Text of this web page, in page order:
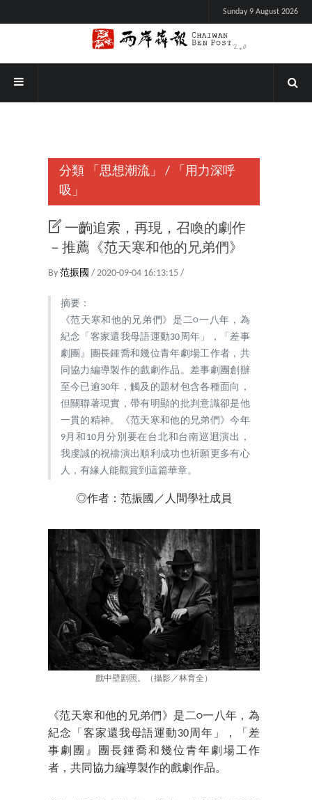
Sunday 9 August 2026
分類 「思想潮流」 /
「用力深呼
吸」
一齣追索，再現，召喚的劇作
－推薦《范天寒和他的兄弟們》
By 范振國 / 2020-09-04 16:13:15 /
摘要：
《范天寒和他的兄弟們》是二○一八年，為
紀念「客家還我母語運動30周年」，「差事
劇團』團長鍾喬和幾位青年劇場工作者，共
同協力編導製作的戲劇作品。差事劇團創辦
至今已逾30年，觸及的題材包含各種面向，
但關聯著現實，帶有明顯的批判意識卻是他
一貫的精神。《范天寒和他的兄弟們》今年
9月和10月分別要在台北和台南巡迴演出，
我虔誠的祝禱演出順利成功也祈願更多有心
人，有緣人能觀賞到這篇華章。
◎作者： 范振國／ 人間學社成員
戲中壁剧照。（攝影／林育全）
《范天寒和他的兄弟們》是二○一八年，為
紀念「客家還我母語運動30周年」，「差
事劇團』團長鍾喬和幾位青年劇場工作
者，共同協力編導製作的戲劇作品。